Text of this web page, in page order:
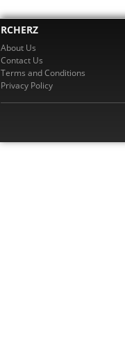
RCHERZ
About Us
Contact Us
Terms and Conditions
Privacy Policy